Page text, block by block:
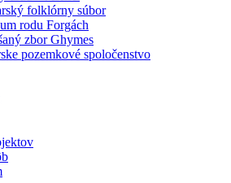
folklórny súbor
rodu Forgách
zbor Ghymes
pozemkové spoločenstvo